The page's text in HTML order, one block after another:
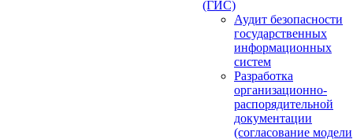
(ГИС)
Аудит безопасности
государственных
информационных
систем
Разработка
организационно-
распорядительной
документации
(согласование модели